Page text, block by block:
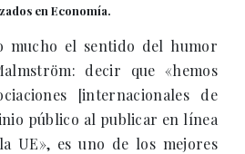
en Economía.
mucho el sentido del humor
decir que «hemos
[internacionales de
público al publicar en línea
UE», es uno de los mejores